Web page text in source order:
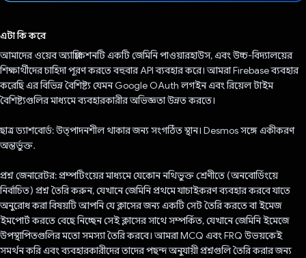
এটা কি করে
আমাদের ওয়েব অ্যাপ্লিকেশনটি একটি জেমিনি পাওয়ারহাউস, এবং উচ্চ-বিদ্যালয়ের
শিক্ষার্থীদের চাহিদা পূরণ করতে বহুবার API ব্যবহার করে। আমরা Firebase ব্যবহার
করেছি এর বিভিন্ন বৈশিষ্ট্য যেমন Google OAuth লগইন এবং রিয়েল টাইম
বৈশিষ্ট্যগুলির মাধ্যমে ব্যবহারকারীর অভিজ্ঞতা উন্নত করতে।
ছাত্র ড্যাশবোর্ড: উত্পাদনশীল থাকার জন্য সংগঠিত স্থান। Desmos সঙ্গে একীকরণ
অন্তর্ভুক্ত.
প্রশ্ন জেনারেটর: প্রম্পটিংয়ের মাধ্যমে যেকোন নথিভুক্ত শ্রেণীতে (অনবোর্ডিংয়ে
নির্বাচিত) প্রশ্ন তৈরি করুন, যেখানে জেমিনি প্রথমে যাচাইকরণ ব্যবহার করবে যাতে
অনুরোধ করা বিষয়টি আপনি যে ক্লাসের জন্য একটি সেট তৈরি করতে বা ইমেজ
ইমপোর্ট করতে বেছে নিচ্ছেন সেই ক্লাসের সাথে সম্পর্কিত, যেখানে জেমিনি ইমেজে
উপস্থাপিতগুলির মতো সমস্যা তৈরি করবে। আমরা MCQ এবং FRQ উভয়কেই
সমর্থন করি এবং ব্যবহারকারীদের তাদের পছন্দ অনুযায়ী প্রশ্নগুলি তৈরি করার জন্য